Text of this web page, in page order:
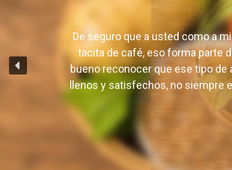
De seguro que a usted como a
tacita de café, eso forma parte
bueno reconocer que ese tipo
llenos y satisfechos, no siempre